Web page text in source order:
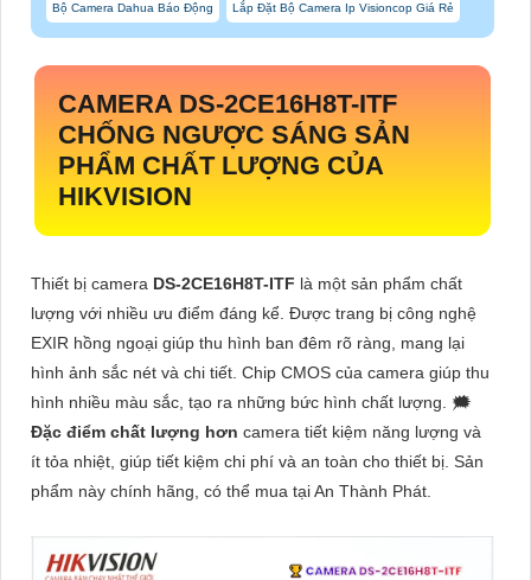
Bộ Camera Dahua Báo Động Lắp Đặt Bộ Camera Ip Visioncop Giá Rẻ
CAMERA DS-2CE16H8T-ITF
CHỐNG NGƯỢC SÁNG SẢN
PHẨM CHẤT LƯỢNG CỦA
HIKVISION
Thiết bị camera DS-2CE16H8T-ITF là một sản phẩm chất
lượng với nhiều ưu điểm đáng kể. Được trang bị công nghệ
EXIR hồng ngoại giúp thu hình ban đêm rõ ràng, mang lại
hình ảnh sắc nét và chi tiết. Chip CMOS của camera giúp thu
hình nhiều màu sắc, tạo ra những bức hình chất lượng. 🗯️
Đặc điểm chất lượng hơn camera tiết kiệm năng lượng và
ít tỏa nhiệt, giúp tiết kiệm chi phí và an toàn cho thiết bị. Sản
phẩm này chính hãng, có thể mua tại An Thành Phát.